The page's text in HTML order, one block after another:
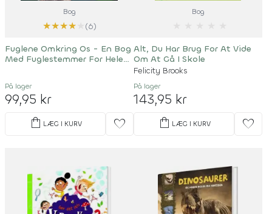
Bog
★★★★
(6)
Fuglene Omkring Os - En Bog
Med Fuglestemmer For Hele
På lager
99,95 kr
shopping_bag LÆG I KURV favorite
Bog
Alt, Du Har Brug For At Vide
Om At Gå I Skole
Felicity Brooks
På lager
143,95 kr
shopping_bag LÆG I KURV favorite